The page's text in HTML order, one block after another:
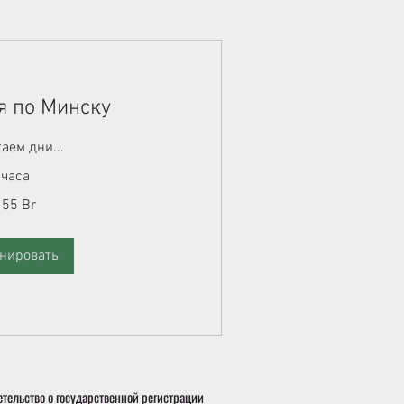
по Минску
дни...
Br
о государственной регистрации